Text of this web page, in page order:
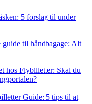
5 forslag til under
guide til håndbagage: Alt
Flybilletter: Skal du
Guide: 5 tips til at